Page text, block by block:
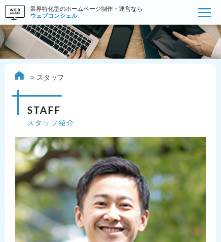
業界特化型のホームページ制作・運営なら
ウェブコンシェル
スタッフ
STAFF
スタッフ紹介